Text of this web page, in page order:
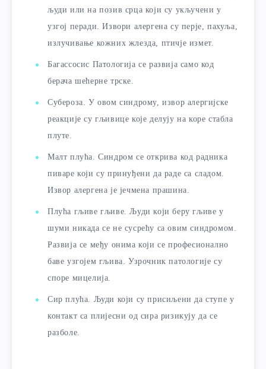
људи или на позив срца који су укључени у
узгој перади. Извори алергена су перје, пахуља,
излучивање кожних жлезда, птичје измет.
Багассосис Патологија се развија само код
берача шећерне трске.
Субероза. У овом синдрому, извор алергијске
реакције су гљивице које делују на коре стабла
плуте.
Малт плућа. Синдром се открива код радника
пиваре који су принуђени да раде са сладом.
Извор алергена је јечмена прашина.
Плућа гљиве гљиве. Људи који беру гљиве у
шуми никада се не сусрећу са овим синдромом.
Развија се међу онима који се професионално
баве узгојем гљива. Узрочник патологије су
споре мицелија.
Сир плућа. Људи који су присиљени да ступе у
контакт са плијесни од сира ризикују да се
разболе.